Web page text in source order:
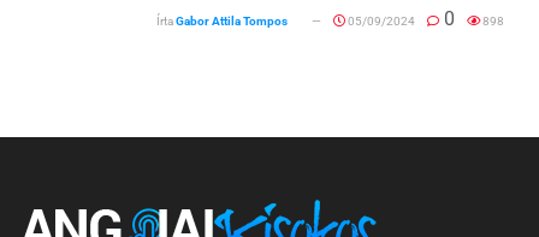
ÍrtaGabor Attila Tompos 05/09/2024 0 898